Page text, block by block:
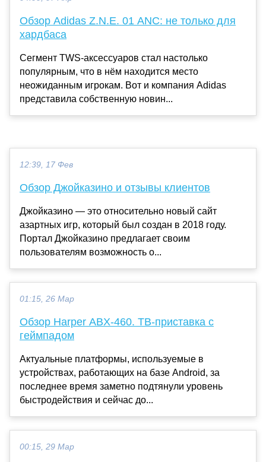
Обзор Adidas Z.N.E. 01 ANC: не только для
хардбаса
Сегмент TWS-аксессуаров стал настолько
популярным, что в нём находится место
неожиданным игрокам. Вот и компания Adidas
представила собственную новин...
12:39, 17 Фев
Обзор Джойказино и отзывы клиентов
Джойказино — это относительно новый сайт
азартных игр, который был создан в 2018 году.
Портал Джойказино предлагает своим
пользователям возможность о...
01:15, 26 Мар
Обзор Harper ABX-460. ТВ-приставка с
геймпадом
Актуальные платформы, используемые в
устройствах, работающих на базе Android, за
последнее время заметно подтянули уровень
быстродействия и сейчас до...
00:15, 29 Мар